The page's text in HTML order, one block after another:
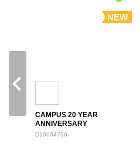
NEW
CAMPUS 20 YEAR
ANNIVERSARY
BACKPACK 28L
D10004736
navigate_before